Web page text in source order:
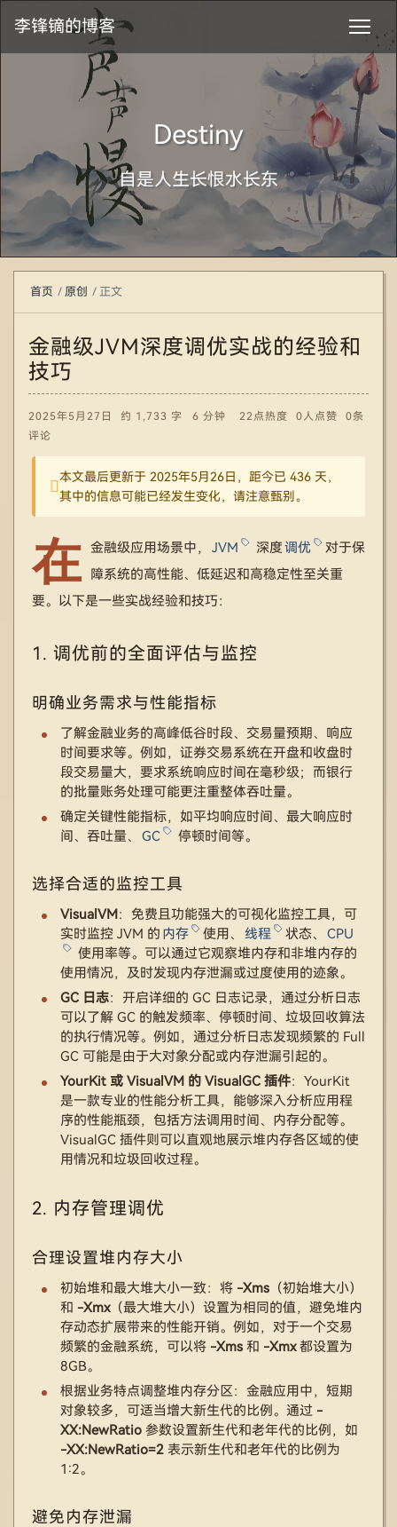
李锋镝的博客
Destiny
自是人生长恨水长东
首页 原创 正文
金融级JVM深度调优实战的经验和
技巧
2025年5月27日 约 1,733 字 6 分钟 22点热度 0人点赞
0条
评论
本文最后更新于 2025年5月26日，距今已 436 天，
其中的信息可能已经发生变化，请注意甄别。
在 金融级应用场景中， JVM 深度调优
对于保
障系统的高性能、低延迟和高稳定性至关重
要。以下是一些实战经验和技巧：
1. 调优前的全面评估与监控
明确业务需求与性能指标
了解金融业务的高峰低谷时段、交易量预期、响应
时间要求等。例如，证券交易系统在开盘和收盘时
段交易量大，要求系统响应时间在毫秒级；而银行
的批量账务处理可能更注重整体吞吐量。
确定关键性能指标，如平均响应时间、最大响应时
间、吞吐量、
GC 停顿时间等。
选择合适的监控工具
VisualVM：免费且功能强大的可视化监控工具，可
实时监控 JVM 的 内存 使用、 线程 状态、
CPU
使用率等。可以通过它观察堆内存和非堆内存的
使用情况，及时发现内存泄漏或过度使用的迹象。
GC 日志：开启详细的 GC 日志记录，通过分析日志
可以了解 GC 的触发频率、停顿时间、垃圾回收算法
的执行情况等。例如，通过分析日志发现频繁的 Full
GC 可能是由于大对象分配或内存泄漏引起的。
YourKit 或 VisualVM 的 VisualGC 插件：YourKit
是一款专业的性能分析工具，能够深入分析应用程
序的性能瓶颈，包括方法调用时间、内存分配等。
VisualGC 插件则可以直观地展示堆内存各区域的使
用情况和垃圾回收过程。
2. 内存管理调优
合理设置堆内存大小
初始堆和最大堆大小一致：将 -Xms（初始堆大小）
和 -Xmx（最大堆大小）设置为相同的值，避免堆内
存动态扩展带来的性能开销。例如，对于一个交易
频繁的金融系统，可以将 -Xms和 -Xmx都设置为
8GB。
根据业务特点调整堆内存分区：金融应用中，短期
对象较多，可适当增大新生代的比例。通过 -
XX:NewRatio参数设置新生代和老年代的比例，如
-XX:NewRatio=2表示新生代和老年代的比例为
1:2。
避免内存泄漏